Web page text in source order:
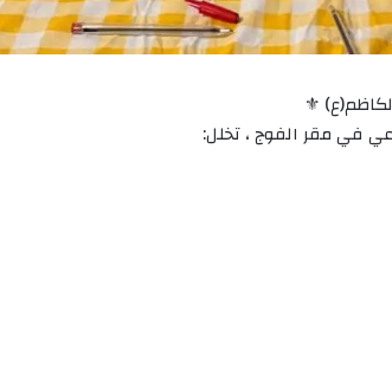
⚜️
في مقر الفوج ، تخلل: